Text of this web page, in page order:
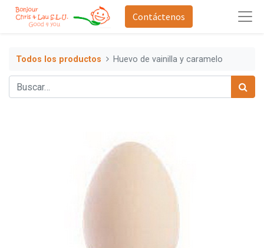
Contáctenos
Todos los productos Huevo de vainilla y caramelo